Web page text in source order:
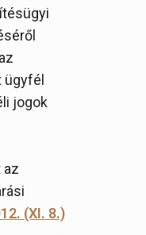
jogok
az
(XI. 8.)